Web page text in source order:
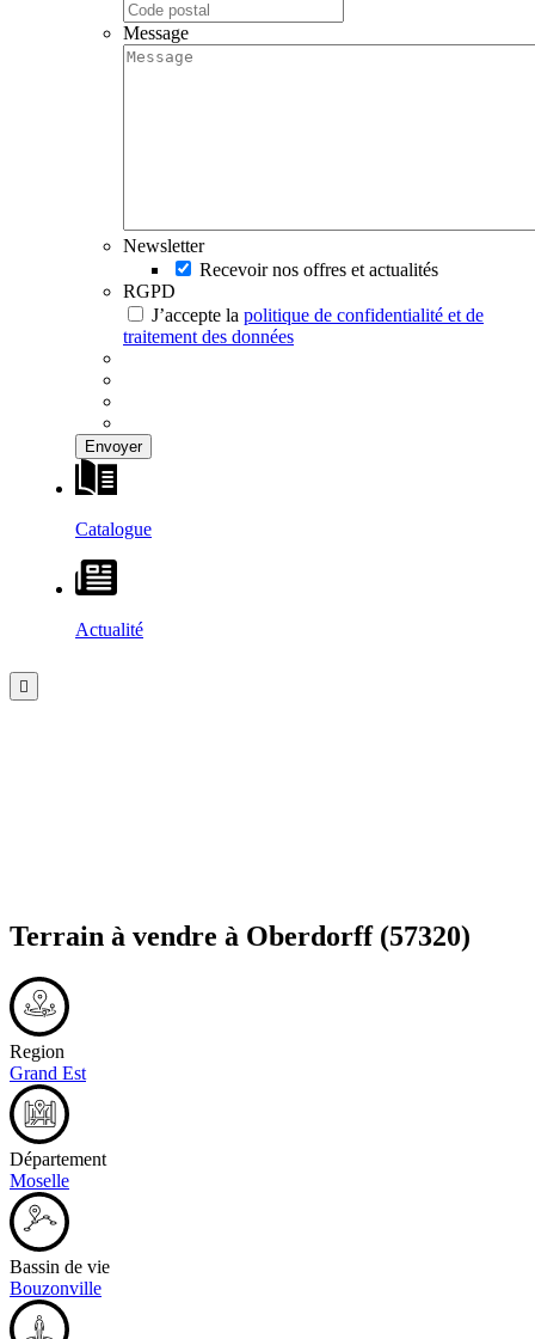
Message
Newsletter
Recevoir nos offres et actualités
RGPD
J’accepte la politique de confidentialité et de
traitement des données
Catalogue
Actualité
Terrain à vendre à Oberdorff(57320)
Region
Grand Est
Département
Moselle
Bassin de vie
Bouzonville